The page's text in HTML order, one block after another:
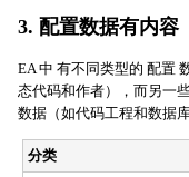
3. 配置数据有内容
EA 中 有不同类型的 配置
态代码和作者），而另一
数据（如代码工程和数据
分类